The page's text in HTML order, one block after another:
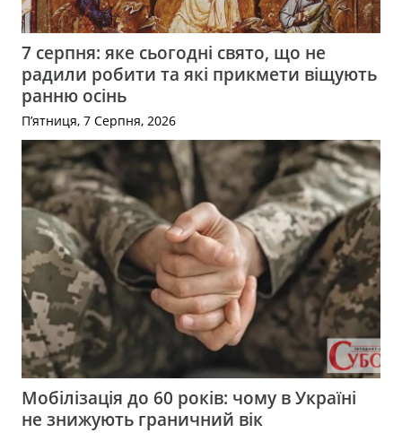
7 серпня: яке сьогодні свято, що не
радили робити та які прикмети віщують
ранню осінь
П’ятниця, 7 Серпня, 2026
Мобілізація до 60 років: чому в Україні
не знижують граничний вік